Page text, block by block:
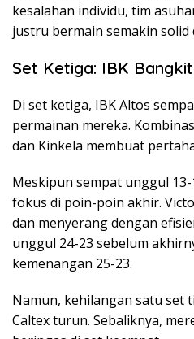
kesalahan individu, tim
justru bermain semakin solid
Set Ketiga: IBK
Di set ketiga, IBK Altos
permainan mereka.
dan Kinkela membuat
Meskipun sempat unggul 13-
fokus di poin-poin akhir.
dan menyerang dengan
unggul 24-23 sebelum
kemenangan 25-23.
Namun, kehilangan satu set
Caltex turun. Sebaliknya,